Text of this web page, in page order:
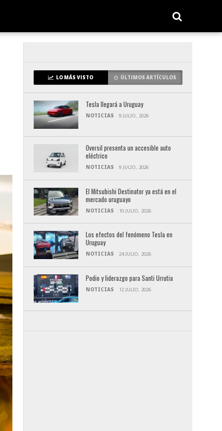
LO MÁS VISTO ÚLTIMOS ARTÍCULOS
Tesla llegará a Uruguay
NOTICIAS 9 JULIO, 2026
Oversil presenta un accesible auto
eléctrico
NOTICIAS 9 JULIO, 2026
El Mitsubishi Destinator ya está en el
mercado uruguayo
NOTICIAS 10 JULIO, 2026
Los efectos del fenómeno Tesla en
Uruguay
NOTICIAS 24 JULIO, 2026
Podio y liderazgo para Santi Urrutia
NOTICIAS 12 JULIO, 2026